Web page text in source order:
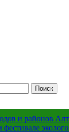
и районов
фестивале